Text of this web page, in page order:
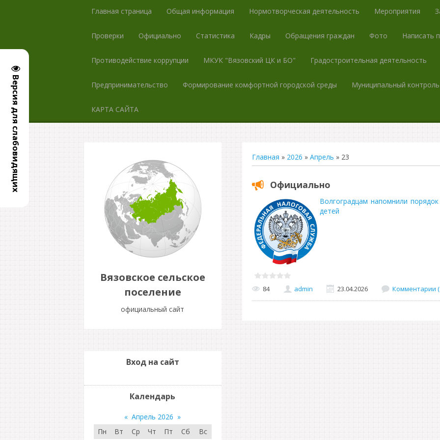
Версия для слабовидящих
Главная страница Общая информация Нормотворческая деятельность Мероприятия
Проверки Официально Статистика Кадры Обращения граждан Фото Написать
Противодействие коррупции МКУК "Вязовский ЦК и БО" Градостроительная деятельность
Предпринимательство Формирование комфортной городской среды Муниципальный контроль
КАРТА САЙТА
Вязовское сельское
поселение
официальный сайт
Главная » 2026 » Апрель » 23
Официально
Волгоградцам напомнили
детей
84 admin 23.04.2026 Комментарии
Вход на сайт
Календарь
« Апрель 2026 »
Пн
Вт Ср Чт Пт Сб Вс